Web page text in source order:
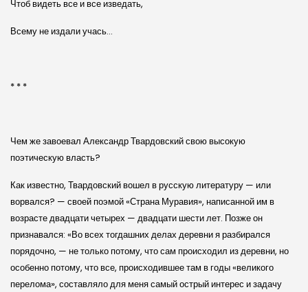
Чтоб видеть все и все изведать,
Всему не издали учась…
* * *
Чем же завоевал Александр Твардовский свою высокую
поэтическую власть?
Как известно, Твардовский вошел в русскую литературу — или
ворвался? — своей поэмой «Страна Муравия», написанной им в
возрасте двадцати четырех — двадцати шести лет. Позже он
признавался: «Во всех тогдашних делах деревни я разбирался
порядочно, — не только потому, что сам происходил из деревни, но
особенно потому, что все, происходившее там в годы «великого
перелома», составляло для меня самый острый интерес и задачу